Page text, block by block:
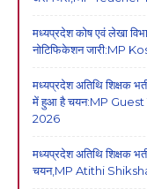
मध्यप्रदेश कोष एवं लेखा
नोटिफिकेशन जारी:MP
मध्यप्रदेश अतिथि शिक्षक
में हुआ है चयन:MP
2026
मध्यप्रदेश अतिथि शिक्षक
चयन,MP Atithi